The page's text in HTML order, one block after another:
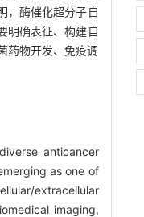
，酶催化超分子自
明确表征、构建自
药物开发、免疫调
anticancer
as one of
extracellular
imaging,